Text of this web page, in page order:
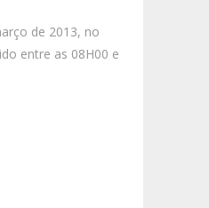
de 2013, no
entre as 08H00 e